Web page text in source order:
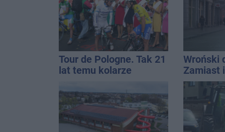
Tour de Pologne. Tak 21
lat temu kolarze
Inowrocławia
Wroński
Zamiast